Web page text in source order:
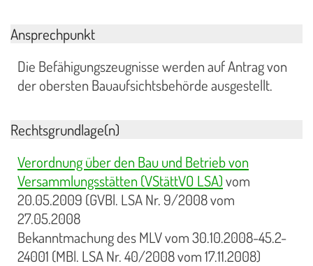
Ansprechpunkt
Die Befähigungszeugnisse werden auf Antrag von
der obersten Bauaufsichtsbehörde ausgestellt.
Rechtsgrundlage(n)
Verordnung über den Bau und Betrieb von
Versammlungsstätten (VStättVO LSA)vom
20.05.2009 (GVBl. LSA Nr. 9/2008 vom
27.05.2008
Bekanntmachung des MLV vom 30.10.2008-45.2-
24001 (MBl. LSA Nr. 40/2008 vom 17.11.2008)